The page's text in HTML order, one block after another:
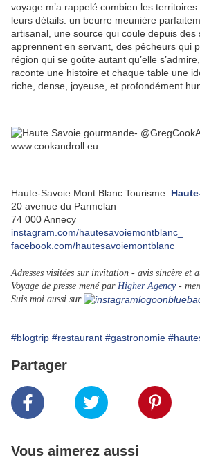
voyage m’a rappelé combien les
leurs détails: un beurre meunière
artisanal, une source qui coule depuis des
apprennent en servant, des pêcheurs qui
région qui se goûte autant qu’elle
raconte une histoire et chaque table une
riche, dense, joyeuse, et profondément
Haute-Savoie Mont Blanc Tourisme:
20 avenue du Parmelan
74 000 Annecy
instagram.com/hautesavoiemontblanc_
facebook.com/hautesavoiemontblanc
Adresses visitées sur invitation - avis sincère et
Voyage de presse mené par Higher Agency-
Suis moi aussi sur
#blogtrip #restaurant #gastronomie
Partager
Vous aimerez aussi